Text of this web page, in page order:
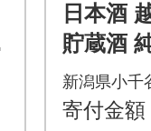
日本酒
貯蔵酒
l×1本 高
新潟県小千
寄付金額